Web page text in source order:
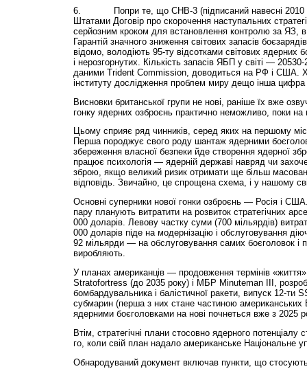
6. Попри те, що СНВ-3 (підписаний навесні 2010
Штатами Договір про скорочення наступальних
серйозним кроком для встановлення контролю за ЯЗ,
Гарантій значного зниження світових запасів
відомо, володіють 95-ту відсотками світових ядерних
і нерозгорнутих. Кіль­кість запасів ЯБП у світі —
даними Trident Commission, доводиться на РФ і США.
інституту дослідження проблем миру дещо інша
Висновки британської групи не нові, раніше їх вже
гонку ядерних озброєнь практично неможливо, поки на
Цьому сприяє ряд чинників, серед яких на першому
Перша породжує свого роду шантаж ядерними
збереження власної безпеки йде створення ядерної
працює психологія — ядерній державі навряд чи
зброю, якщо великий ризик отримати ще більш
відповідь. Звичайно, це спрощена схема, і у нашому
Основні суперники нової гонки озброєнь — Росія і
пару планують витратити на розвиток стратегічних
000 доларів. Левову частку суми (700 мільярдів)
000 доларів піде на модернізацію і обслуговування
92 мільярди — на обслуговування самих боєголовок і
виробляють.
У планах американців — продовження термінів
Stratofortress (до 2035 року) і МБР Minuteman III,
бомбардувальника і балістичної ракети, випуск 12-ти
субмарин (перша з них стане частиною
ядерними боєголовками на нові почнеться вже з 2025
Втім, стратегічні плани стосовно ядерного потенціалу
го, коли свій план надало американське Національне
Обнародуваний документ включав пункти, що